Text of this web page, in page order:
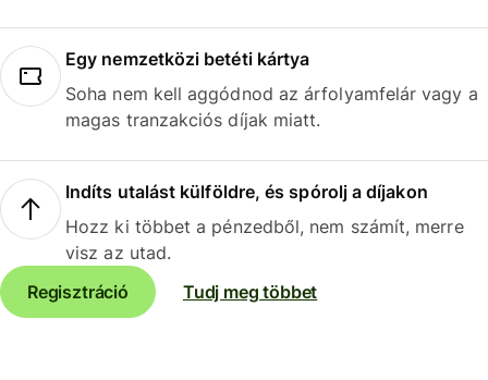
Egy nemzetközi betéti kártya
Soha nem kell aggódnod az árfolyamfelár vagy a
magas tranzakciós díjak miatt.
Indíts utalást külföldre, és spórolj a díjakon
Hozz ki többet a pénzedből, nem számít, merre
visz az utad.
Regisztráció
Tudj meg többet